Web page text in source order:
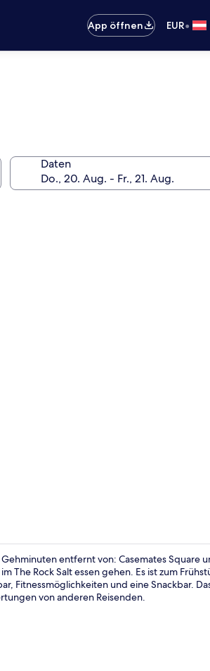
App öffnen
EUR•
Daten
entfernt von: Casemates Square
The Rock Salt essen gehen. Es ist zum
Fitnessmöglichkeiten und eine Snackbar.
von anderen Reisenden.